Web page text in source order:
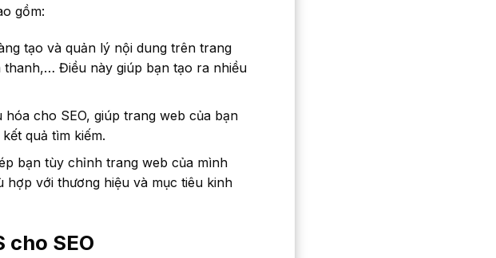
gồm:
tạo và quản lý nội dung trên trang
Điều này giúp bạn tạo ra nhiều
cho SEO, giúp trang web của bạn
quả tìm kiếm.
bạn tùy chỉnh trang web của mình
với thương hiệu và mục tiêu kinh
cho SEO